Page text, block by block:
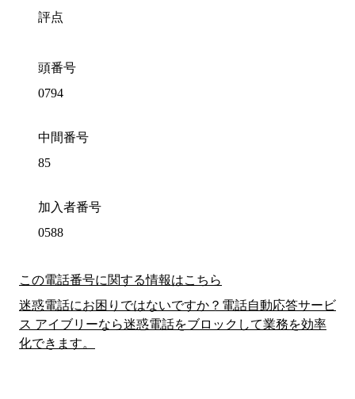
評点
頭番号
0794
中間番号
85
加入者番号
0588
この電話番号に関する情報はこちら
迷惑電話にお困りではないですか？電話自動応答サービ
ス アイブリーなら迷惑電話をブロックして業務を効率
化できます。